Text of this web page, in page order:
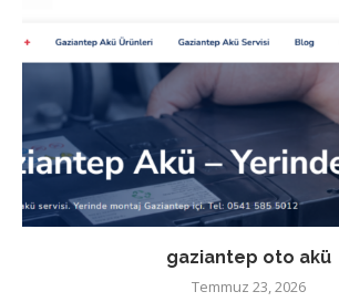
gaziantep oto akü
Temmuz 23, 2026